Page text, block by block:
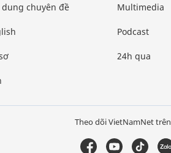
dung chuyên đề Multimedia
Podcast
24h qua
Theo dõi VietNamNet trên